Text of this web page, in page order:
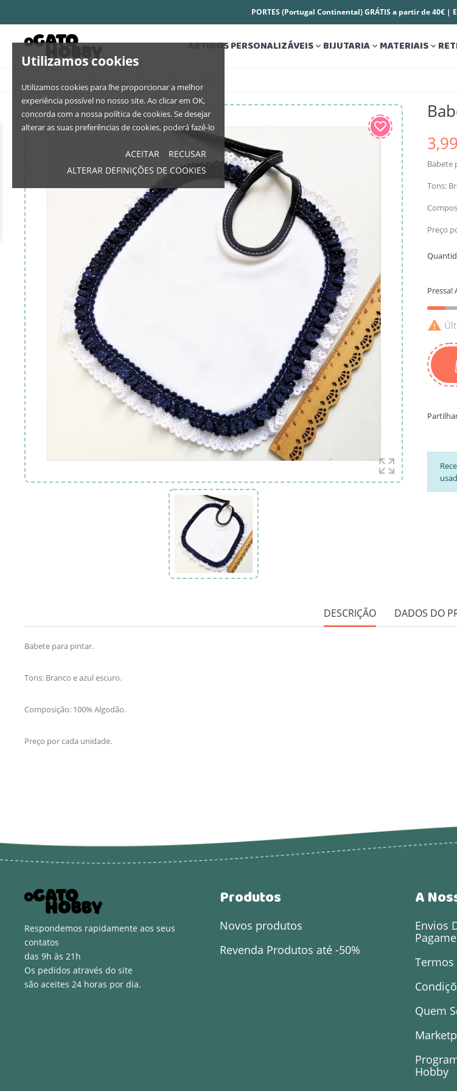
Utilizamos cookies
Utilizamos cookies para lhe proporcionar a melhor
experiência possível no nosso site. Ao clicar em OK,
concorda com a nossa política de cookies. Se desejar
alterar as suas preferências de cookies, poderá fazê-lo
ACEITAR
RECUSAR
ALTERAR DEFINIÇÕES DE COOKIES
PORTES (Portugal Continental) GRÁTIS a partir de 40€ |
ARTIGOS PERSONALIZÁVEIS BIJUTARIA MATERIAIS
Babete
Tons:
Preço
Pressa!

DESCRIÇÃO DADOS DO
Babete para pintar.
Tons: Branco e azul escuro.
Composição: 100% Algodão.
Preço por cada unidade.
Respondemos rapidamente aos seus
contatos
das 9h às 21h
Os pedidos através do site
são aceites 24 horas por dia.
Produtos
Novos produtos
Revenda Produtos até -50%
A
Envios
Quem
Hobby